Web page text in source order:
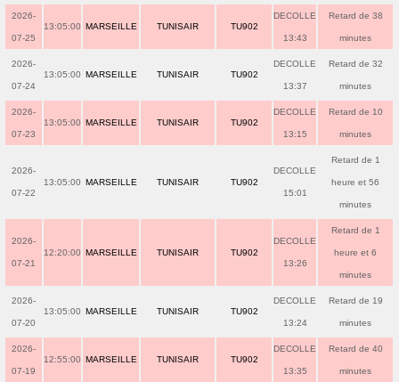
2026-
07-25
13:05:00 MARSEILLE TUNISAIR TU902
DECOLLE
13:43
Retard de 38
minutes
2026-
07-24
13:05:00 MARSEILLE TUNISAIR TU902
DECOLLE
13:37
Retard de 32
minutes
2026-
07-23
13:05:00 MARSEILLE TUNISAIR TU902
DECOLLE
13:15
Retard de 10
minutes
2026-
07-22
13:05:00 MARSEILLE TUNISAIR TU902
DECOLLE
15:01
Retard de 1
heure et 56
minutes
2026-
07-21
12:20:00 MARSEILLE TUNISAIR TU902
DECOLLE
13:26
Retard de 1
heure et 6
minutes
2026-
07-20
13:05:00 MARSEILLE TUNISAIR TU902
DECOLLE
13:24
Retard de 19
minutes
2026-
07-19
12:55:00 MARSEILLE TUNISAIR TU902
DECOLLE
13:35
Retard de 40
minutes